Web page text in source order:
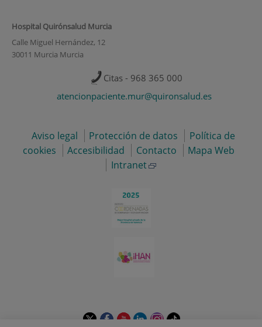
Hospital Quirónsalud Murcia
Calle Miguel Hernández, 12
30011 Murcia Murcia
Citas - 968 365 000
atencionpaciente.mur@quironsalud.es
Aviso legal Protección de datos
Política de
cookies
Accesibilidad Contacto
Mapa Web
Intranet
EsteEsteEsteEsteEsteEnlace